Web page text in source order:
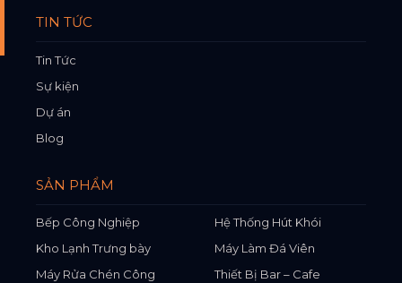
TIN TỨC
Tin Tức
Sự kiện
Dự án
Blog
SẢN PHẨM
Bếp Công Nghiệp
Hệ Thống Hút Khói
Kho Lạnh Trưng bày
Máy Làm Đá Viên
Máy Rửa Chén Công
Thiết Bị Bar – Cafe